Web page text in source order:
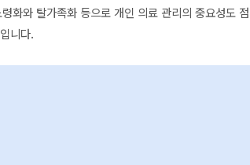
화와 탈가족화 등으로 개인 의료 관리의 중요성도 점
니다.